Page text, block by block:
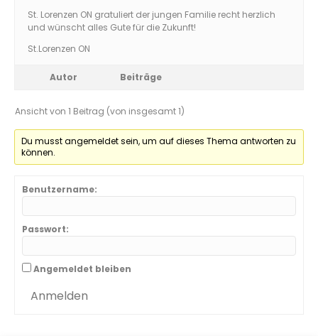
St. Lorenzen ON gratuliert der jungen Familie recht herzlich
und wünscht alles Gute für die Zukunft!
St.Lorenzen ON
Autor Beiträge
Ansicht von 1 Beitrag (von insgesamt 1)
Du musst angemeldet sein, um auf dieses Thema antworten zu
können.
Benutzername:
Passwort:
Angemeldet bleiben
Anmelden